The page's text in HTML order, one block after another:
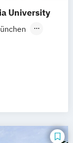
University